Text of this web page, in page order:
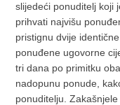
slijedeći ponuditelj koji
prihvati najvišu
pristignu dvije
ponuđene ugovorne
tri dana po primitku
nadopunu ponude,
ponuditelju.